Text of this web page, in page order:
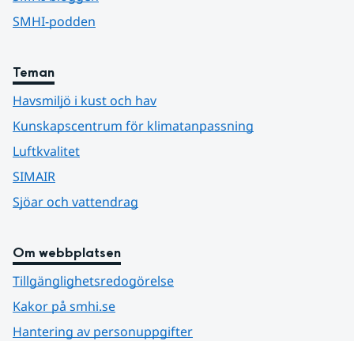
SMHI-podden
Teman
Havsmiljö i kust och hav
Kunskapscentrum för klimatanpassning
Luftkvalitet
SIMAIR
Sjöar och vattendrag
Om webbplatsen
Tillgänglighetsredogörelse
Kakor på smhi.se
Hantering av personuppgifter